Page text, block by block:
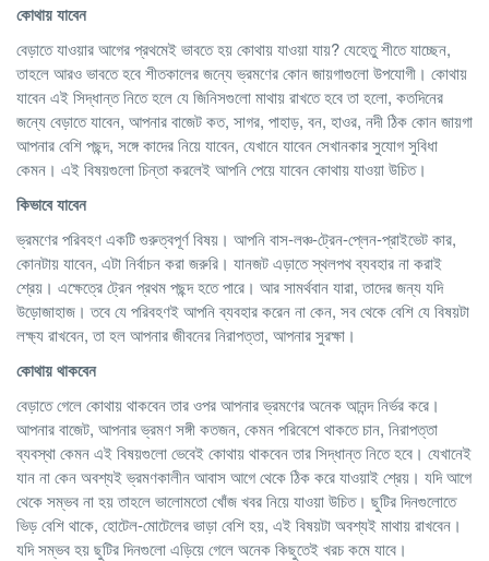
কোথায় যাবেন
বেড়াতে যাওয়ার আগের প্রথমেই ভাবতে হয় কোথায় যাওয়া যায়? যেহেতু শীতে যাচ্ছেন,
তাহলে আরও ভাবতে হবে শীতকালের জন্যে ভ্রমণের কোন জায়গাগুলো উপযোগী। কোথায়
যাবেন এই সিদ্ধান্ত নিতে হলে যে জিনিসগুলো মাথায় রাখতে হবে তা হলো, কতদিনের
জন্যে বেড়াতে যাবেন, আপনার বাজেট কত, সাগর, পাহাড়, বন, হাওর, নদী ঠিক কোন জায়গা
আপনার বেশি পছন্দ, সঙ্গে কাদের নিয়ে যাবেন, যেখানে যাবেন সেখানকার সুযোগ সুবিধা
কেমন। এই বিষয়গুলো চিন্তা করলেই আপনি পেয়ে যাবেন কোথায় যাওয়া উচিত।
কিভাবে যাবেন
ভ্রমণের পরিবহণ একটি গুরুত্বপূর্ণ বিষয়। আপনি বাস-লঞ্চ-ট্রেন-প্লেন-প্রাইভেট কার,
কোনটায় যাবেন, এটা নির্বাচন করা জরুরি। যানজট এড়াতে স্থলপথ ব্যবহার না করাই
শ্রেয়। এক্ষেত্রে ট্রেন প্রথম পছন্দ হতে পারে। আর সামর্থবান যারা, তাদের জন্য যদি
উড়োজাহাজ। তবে যে পরিবহণই আপনি ব্যবহার করেন না কেন, সব থেকে বেশি যে বিষয়টা
লক্ষ্য রাখবেন, তা হল আপনার জীবনের নিরাপত্তা, আপনার সুরক্ষা।
কোথায় থাকবেন
বেড়াতে গেলে কোথায় থাকবেন তার ওপর আপনার ভ্রমণের অনেক আনন্দ নির্ভর করে।
আপনার বাজেট, আপনার ভ্রমণ সঙ্গী কতজন, কেমন পরিবেশে থাকতে চান, নিরাপত্তা
ব্যবস্থা কেমন এই বিষয়গুলো ভেবেই কোথায় থাকবেন তার সিদ্ধান্ত নিতে হবে। যেখানেই
যান না কেন অবশ্যই ভ্রমণকালীন আবাস আগে থেকে ঠিক করে যাওয়াই শ্রেয়। যদি আগে
থেকে সম্ভব না হয় তাহলে ভালোমতো খোঁজ খবর নিয়ে যাওয়া উচিত। ছুটির দিনগুলোতে
ভিড় বেশি থাকে, হোটেল-মোটেলের ভাড়া বেশি হয়, এই বিষয়টা অবশ্যই মাথায় রাখবেন।
যদি সম্ভব হয় ছুটির দিনগুলো এড়িয়ে গেলে অনেক কিছুতেই খরচ কমে যাবে।